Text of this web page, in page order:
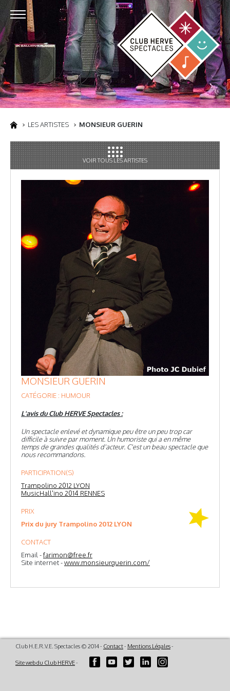
LES ARTISTES MONSIEUR GUERIN
VOIR TOUS LES ARTISTES
MONSIEUR GUERIN
CATÉGORIE : HUMOUR
L'avis du Club HERVE Spectacles :
Un spectacle enlevé et dynamique peu être un peu trop car
difficile à suivre par moment. Un humoriste qui a en même
temps de grandes qualités d'acteur. C'est un beau spectacle que
nous recommandons.
PARTICIPATION(S)
Trampolino 2012 LYON
MusicHall'ino 2014 RENNES
PRIX
Prix du jury Trampolino 2012 LYON
CONTACT
Email -farimon@free.fr
Site internet -www.monsieurguerin.com/
Club H.E.R.V.E. Spectacles © 2014 - Contact- Mentions Légales-
Site web du Club HERVE-